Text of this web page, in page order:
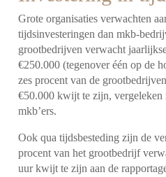
Grote organisaties verwachten
tijdsinvesteringen dan mkb-
grootbedrijven verwacht
€250.000 (tegenover één op de
zes procent van de
€50.000 kwijt te zijn, vergeleken
mkb’ers.
Ook qua tijdsbesteding zijn de
procent van het grootbedrijf
uur kwijt te zijn aan de